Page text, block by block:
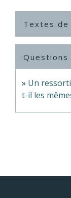
Textes
Questions
Un
t-il les